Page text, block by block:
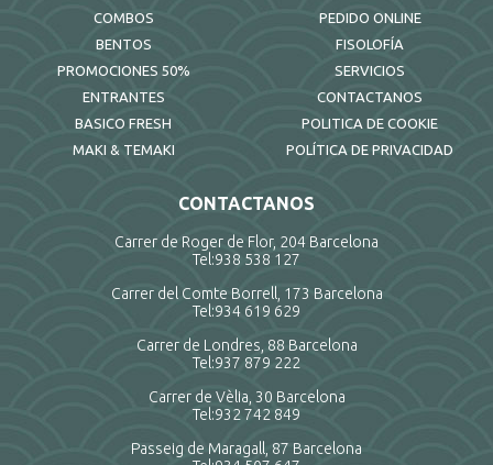
COMBOS
BENTOS
PROMOCIONES 50%
ENTRANTES
BASICO FRESH
MAKI & TEMAKI
PEDIDO ONLINE
FISOLOFÍA
SERVICIOS
CONTACTANOS
POLITICA DE COOKIE
POLÍTICA DE PRIVACIDAD
CONTACTANOS
Carrer de Roger de Flor, 204 Barcelona
Tel:938 538 127
Carrer del Comte Borrell, 173 Barcelona
Tel:934 619 629
Carrer de Londres, 88 Barcelona
Tel:937 879 222
Carrer de Vèlia, 30 Barcelona
Tel:932 742 849
Passeig de Maragall, 87 Barcelona